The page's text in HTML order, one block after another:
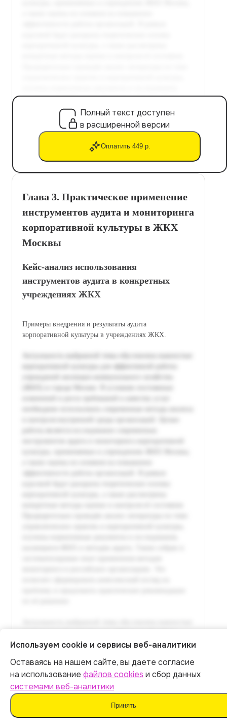
Полный текст доступен
в расширенной версии
Оплатить 449 р.
Глава 3. Практическое применение
инструментов аудита и мониторинга
корпоративной культуры в ЖКХ
Москвы
Кейс-анализ использования
инструментов аудита в конкретных
учреждениях ЖКХ
Примеры внедрения и результаты аудита
корпоративной культуры в учреждениях ЖКХ.
Итог:449р.
Оплатить
Используем cookie и сервисы веб-аналитики
Оставаясь на нашем сайте, вы даете согласие
на использование файлов cookies и сбор данных
системами веб-аналитики
Принять